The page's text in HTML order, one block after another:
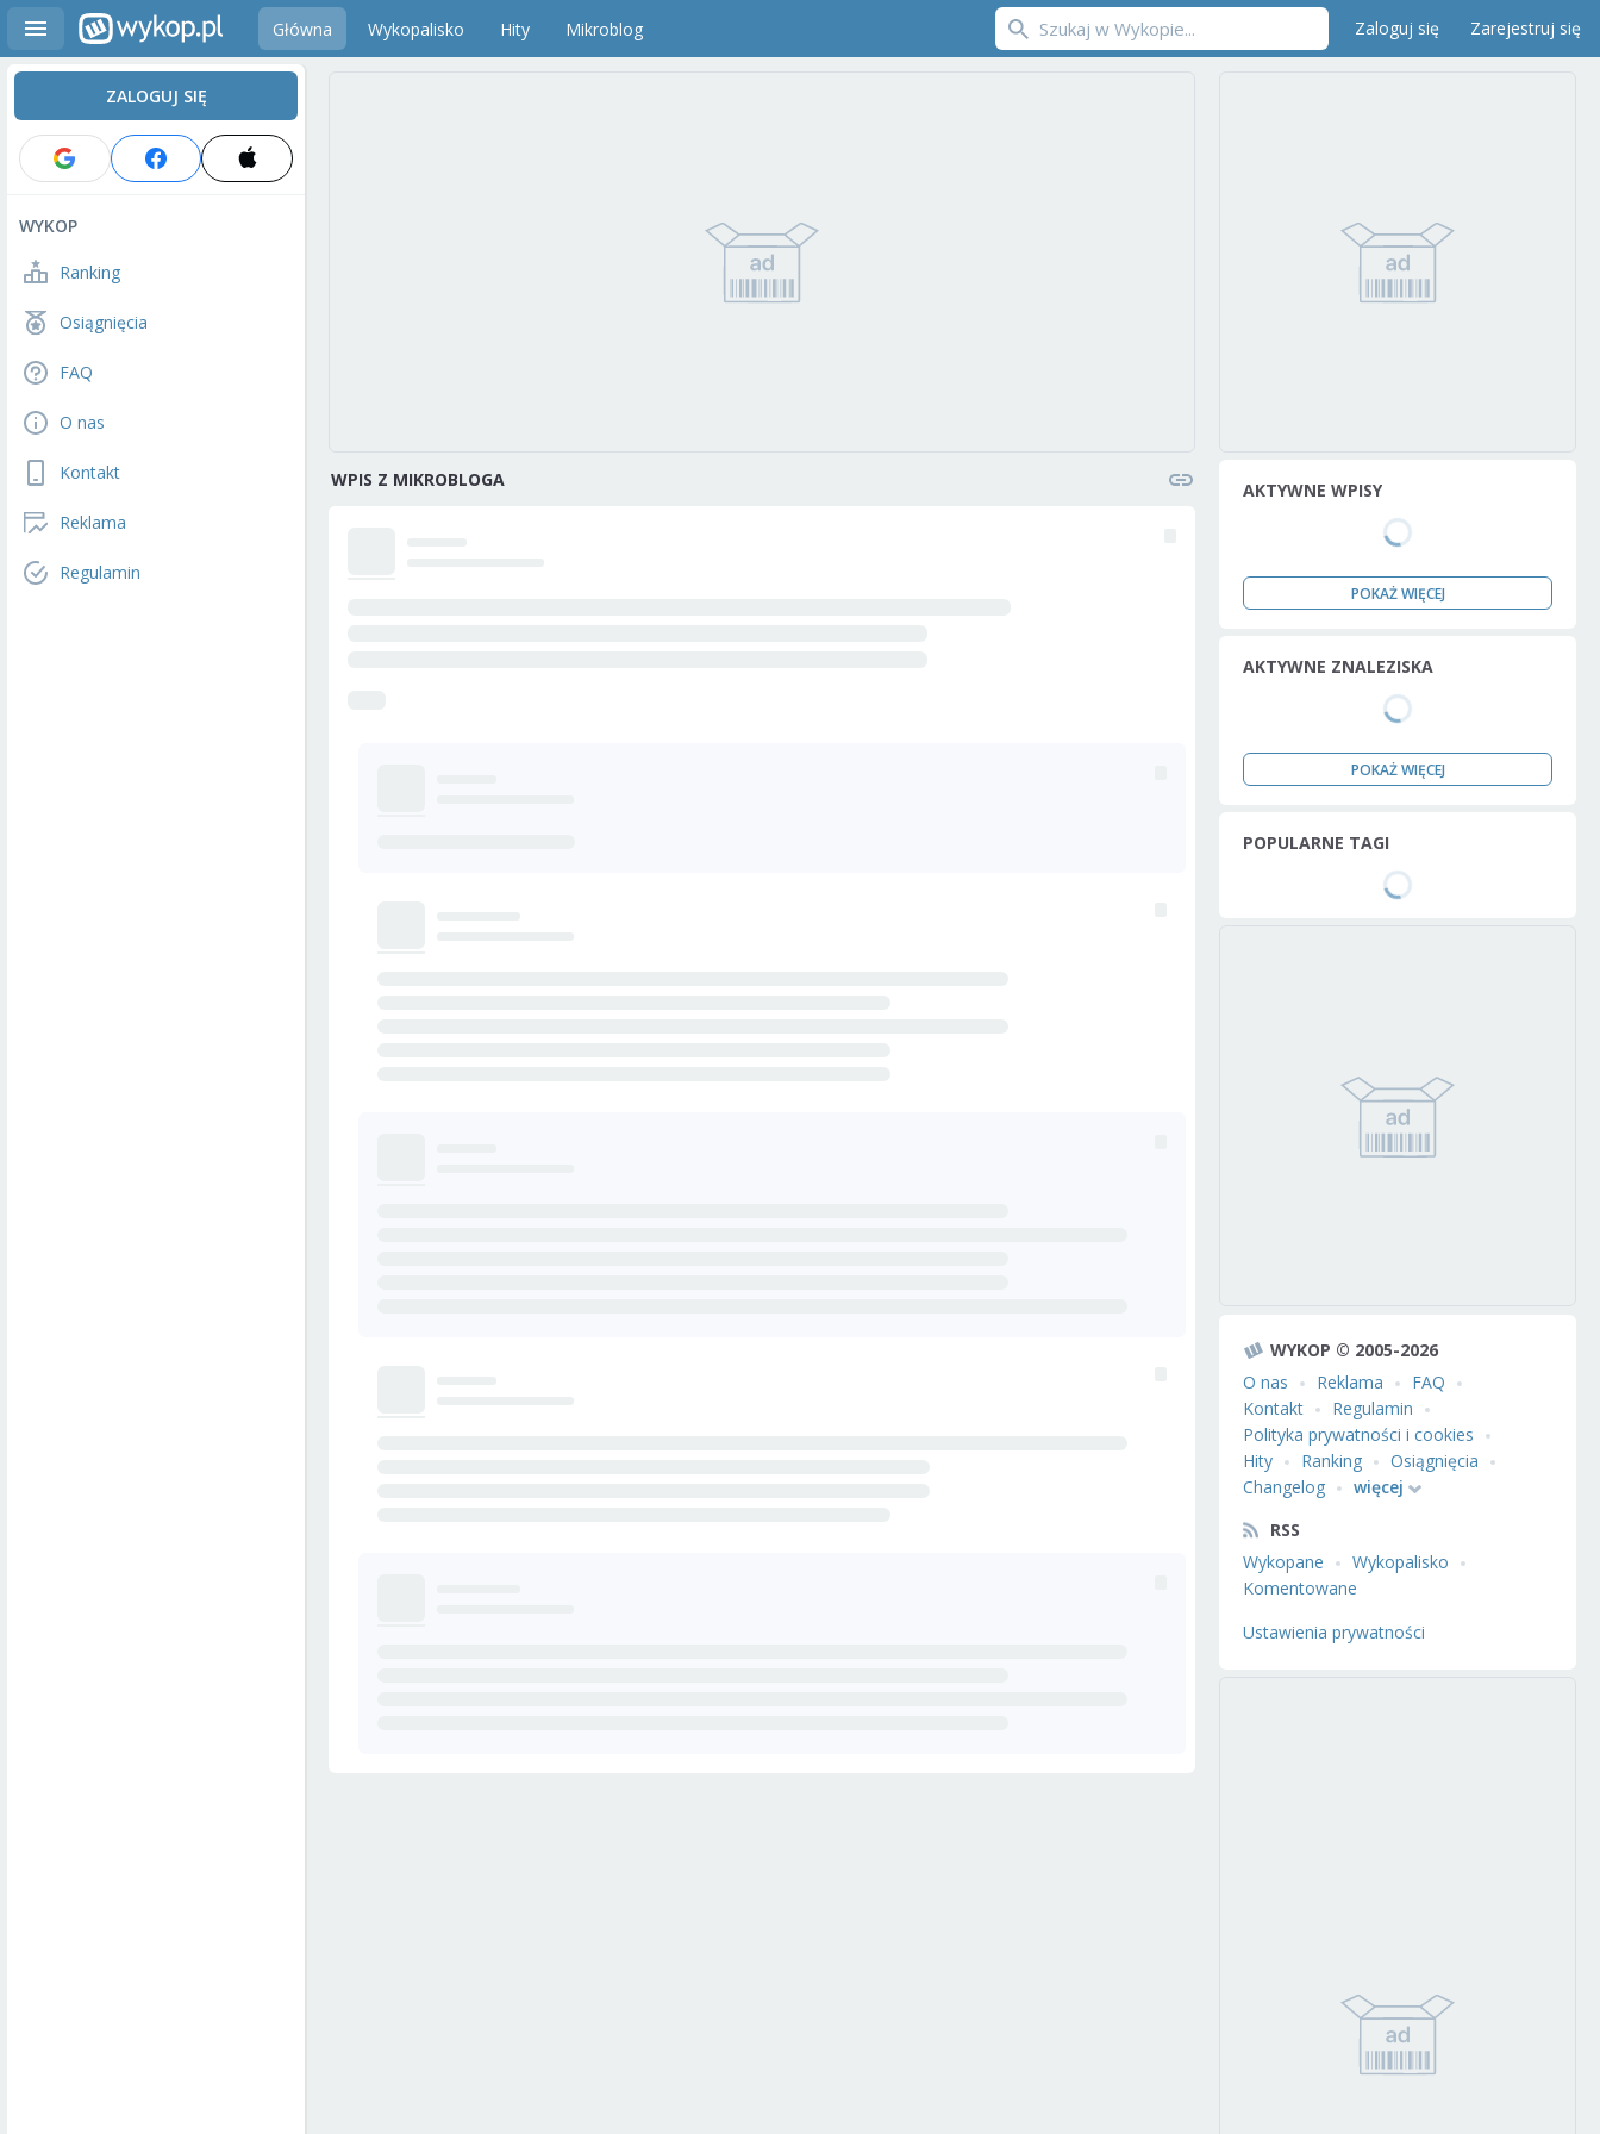
Główna Wykopalisko Hity Mikroblog Zaloguj się Zarejestruj się
ZALOGUJ SIĘ
WYKOP
Ranking
Osiągnięcia
FAQ
O nas
Kontakt
Reklama
Regulamin
WPIS Z MIKROBLOGA AKTYWNE WPISY
POKAŻ WIĘCEJ
AKTYWNE ZNALEZISKA
POKAŻ WIĘCEJ
POPULARNE TAGI
WYKOP © 2005-2026
O nas
Reklama
FAQ
Kontakt
Regulamin
Polityka prywatności i cookies
Hity
Ranking
Osiągnięcia
Changelog
więcej
RSS
Wykopane
Wykopalisko
Komentowane
Ustawienia prywatności